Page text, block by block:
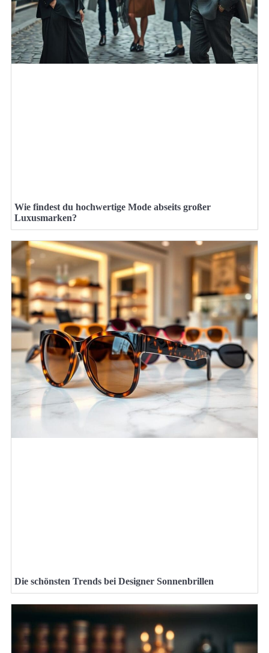
Wie findest du hochwertige Mode abseits großer
Luxusmarken?
Die schönsten Trends bei Designer Sonnenbrillen